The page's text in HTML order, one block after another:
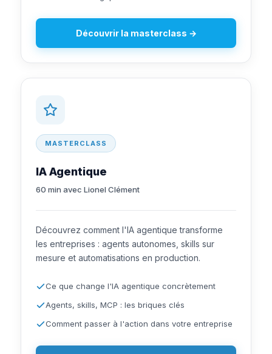
Découvrir la masterclass →
MASTERCLASS
IA Agentique
60 min avec Lionel Clément
Découvrez comment l'IA agentique transforme
les entreprises : agents autonomes, skills sur
mesure et automatisations en production.
Ce que change l'IA agentique concrètement
Agents, skills, MCP : les briques clés
Comment passer à l'action dans votre entreprise